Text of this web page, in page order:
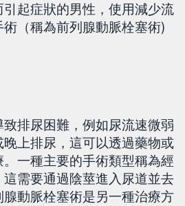
起症狀的男性，使用減少流
（稱為前列腺動脈栓塞術)
排尿困難，例如尿流速微弱
上排尿，這可以透過藥物或
一種主要的手術類型稱為經
需要通過陰莖進入尿道並去
動脈栓塞術是另一種治療方